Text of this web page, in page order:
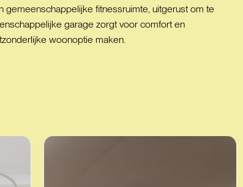
fitnessruimte, uitgerust om te
garage zorgt voor comfort en
woonoptie maken.